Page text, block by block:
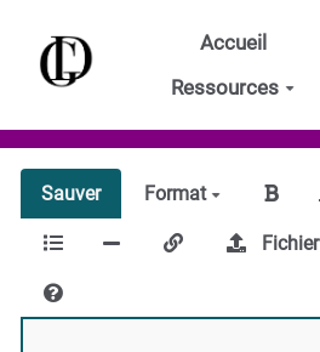
Aller au contenu principal
Accueil
Ressources
Sauver Format
Fichier